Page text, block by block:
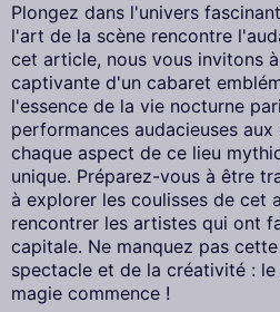
Plongez dans l'univers
l'art de la scène rencontre
cet article, nous vous invitons
captivante d'un cabaret
l'essence de la vie nocturne
performances audacieuses
chaque aspect de ce lieu
unique. Préparez-vous à être
à explorer les coulisses de cet
rencontrer les artistes qui ont
capitale. Ne manquez pas
spectacle et de la créativité :
magie commence !